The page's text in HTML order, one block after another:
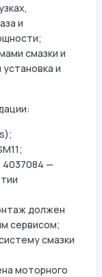
и
смазки и
и
4037084 —
должен
сервисом;
смазки
моторного